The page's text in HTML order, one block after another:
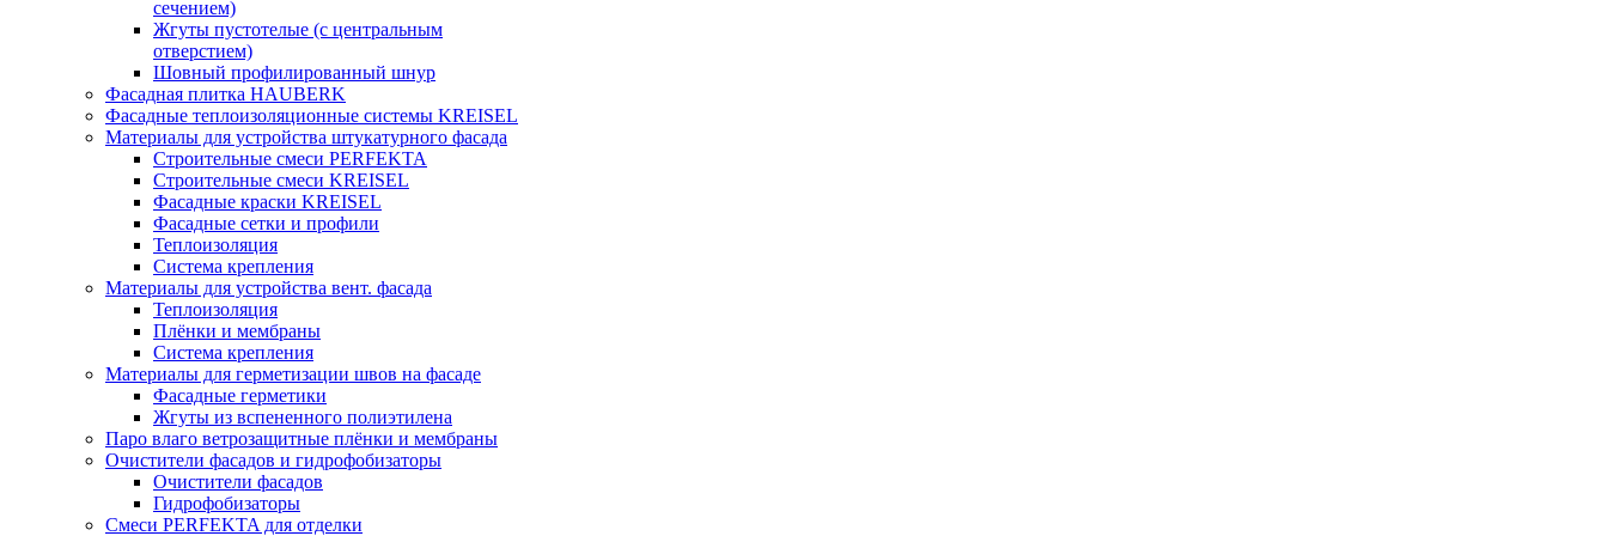
сечением)
Жгуты пустотелые (с центральным
отверстием)
Шовный профилированный шнур
Фасадная плитка HAUBERK
Фасадные теплоизоляционные системы KREISEL
Материалы для устройства штукатурного фасада
Строительные смеси PERFEKTA
Строительные смеси KREISEL
Фасадные краски KREISEL
Фасадные сетки и профили
Теплоизоляция
Система крепления
Материалы для устройства вент. фасада
Теплоизоляция
Плёнки и мембраны
Система крепления
Материалы для герметизации швов на фасаде
Фасадные герметики
Жгуты из вспененного полиэтилена
Паро влаго ветрозащитные плёнки и мембраны
Очистители фасадов и гидрофобизаторы
Очистители фасадов
Гидрофобизаторы
Смеси PERFEKTA для отделки